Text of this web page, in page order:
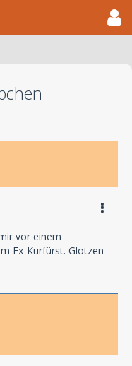
vor einem
Ex-Kurfürst. Glotzen